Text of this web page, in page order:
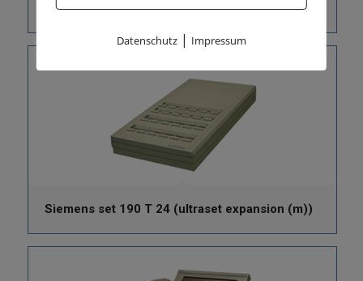
Siemens set 150 T 29 (ultraset expansion)
Siemens set 190 T 24 (ultraset expansion (m))
Datenschutz| Impressum